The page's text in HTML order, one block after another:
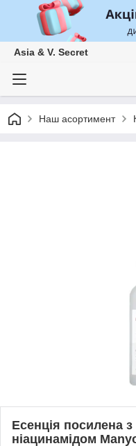
Asia & V. Secret
Наш асортимент
Есенція посилена з
ніацинамідом